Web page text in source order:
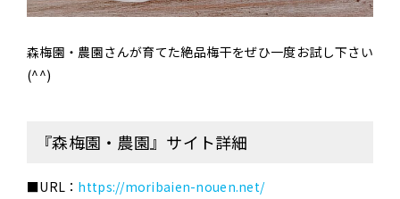
森梅園・農園さんが育てた絶品梅干をぜひ一度お試し下さい
(^^)
『森梅園・農園』サイト詳細
■URL： https://moribaien-nouen.net/